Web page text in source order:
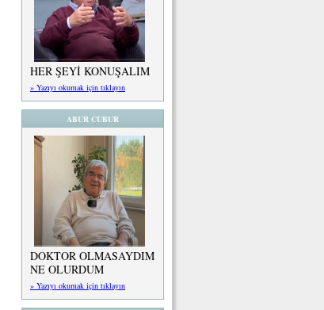
HER ŞEYİ KONUŞALIM
» Yazıyı okumak için tıklayın
ABUR CUBUR
DOKTOR OLMASAYDIM
NE OLURDUM
» Yazıyı okumak için tıklayın